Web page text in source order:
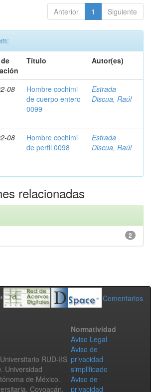
Anterior 1 Siguiente
Título Autor(es)
08
Hombre cochimi
de cuerpo entero
0099
Estrada
Discua, Raúl
08
Hombre cochimi
de perfil 0098
Estrada
Discua, Raúl
relacionadas
2
Comentarios
RUD-IIS
Universidad
de México.
Coyoacán,
Normatividad
Aviso Legal
Aviso de
privacidad
simplificado
Aviso de
privacidad